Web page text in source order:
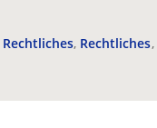
Rechtliches Rechtliches